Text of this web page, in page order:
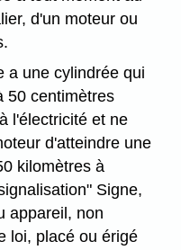
d'un moteur ou
a une cylindrée qui
50 centimètres
l'électricité et ne
d'atteindre une
kilomètres à
Signe,
appareil, non
loi, placé ou érigé